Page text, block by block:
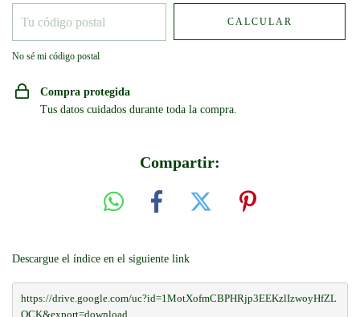
CALCULAR
No sé mi código postal
Compra protegida
Tus datos cuidados durante toda la compra.
Compartir:
Descargue el índice en el siguiente link
https://drive.google.com/uc?id=1MotXofmCBPHRjp3EEKzlIzwoyHfZL
OCK&export=download